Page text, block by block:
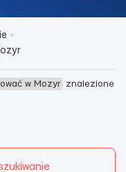
w Mozyr
znalezione